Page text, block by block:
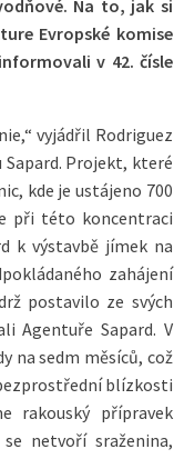
Na to, jak si
Evropské komise
v 42. čísle
vyjádřil Rodriguez
Projekt, které
kde je ustájeno 700
při této koncentraci
k výstavbě jímek na
zahájení
postavilo ze svých
Agentuře Sapard. V
na sedm měsíců, což
blízkosti
rakouský přípravek
netvoří sraženina,